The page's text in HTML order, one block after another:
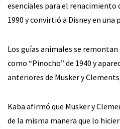
esenciales para el renacimiento
1990 y convirtió a Disney en
Los guías animales se
como “Pinocho” de 1940 y
anteriores de Musker y
Kaba afirmó que Musker y
de la misma manera que lo